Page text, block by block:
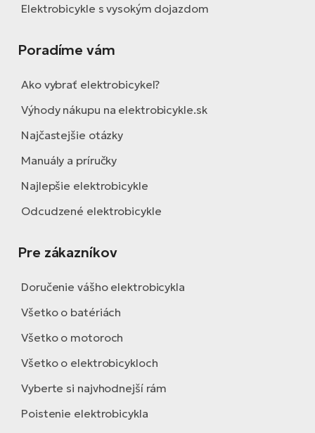
Elektrobicykle s vysokým dojazdom
Poradíme vám
Ako vybrať elektrobicykel?
Výhody nákupu na elektrobicykle.sk
Najčastejšie otázky
Manuály a príručky
Najlepšie elektrobicykle
Odcudzené elektrobicykle
Pre zákazníkov
Doručenie vášho elektrobicykla
Všetko o batériách
Všetko o motoroch
Všetko o elektrobicykloch
Vyberte si najvhodnejší rám
Poistenie elektrobicykla